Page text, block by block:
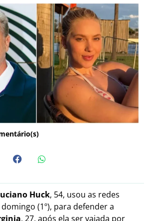
Huck, 54, usou as redes
(1º), para defender a
, 27, após ela ser vaiada por